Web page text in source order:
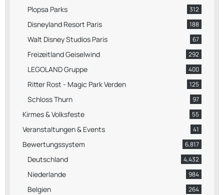
Plopsa Parks 312
Disneyland Resort Paris 188
Walt Disney Studios Paris 67
Freizeitland Geiselwind 292
LEGOLAND Gruppe 400
Ritter Rost - Magic Park Verden 125
Schloss Thurn 97
Kirmes & Volksfeste 55
Veranstaltungen & Events 41
Bewertungssystem 6,817
Deutschland 4,432
Niederlande 984
Belgien 264